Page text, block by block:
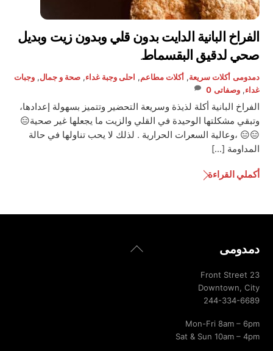
الفراخ البانية الدايت بدون قلي وبدون زيت وبديل
صحي لدقيق البقسماط.
دمدومى أكلات سريعة,أكلات مطاعم, احلى وجبة غداء,صحة و جمال,وجبات
غداء,وصفاتى 0
الفراخ البانية أكلة لذيذة وسريعة التحضير وتتميز بسهولة إعدادها،
وتبقي مشكلتها الوحيدة في القلي والزيت ما يجعلها غير صحية😑
😑😑 ،وعالية السعرات الحرارية . لذلك لا يحب تناولها في حالة
المداومة […]
أكملي القراءة
Back
دمدومى
23 Front Street
Downtown, City
244-334-6689
Mon-Fri 8am – 6pm
Sat & Sun 10am – 4pm